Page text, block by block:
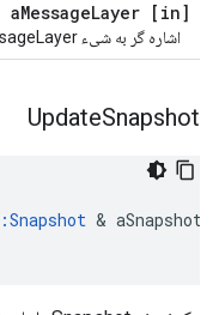
[in] a
MessageLayer
اشاره گر به شیء MessageLayer که قرار است آمار از آن جمع آوری شود.
UpdateSnapshot
& aSnapshot